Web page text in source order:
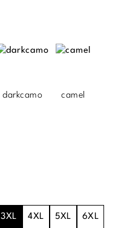
darkcamo camel
3XL 4XL 5XL 6XL